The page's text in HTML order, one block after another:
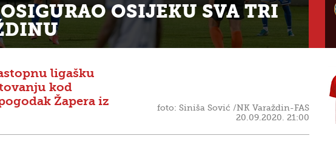
OSIJEKU SVA TRI
ligašku
kod
Žapera iz
foto: Siniša Sović /NK Varaždin-FAS
20.09.2020. 21:00